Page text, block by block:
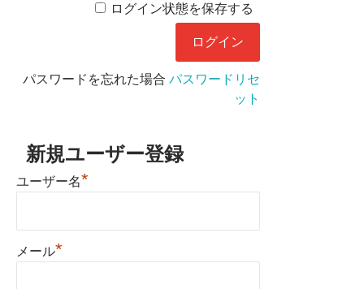
ログイン状態を保存する
パスワードを忘れた場合 パスワードリセ
ット
新規ユーザー登録
ユーザー名*
メール*